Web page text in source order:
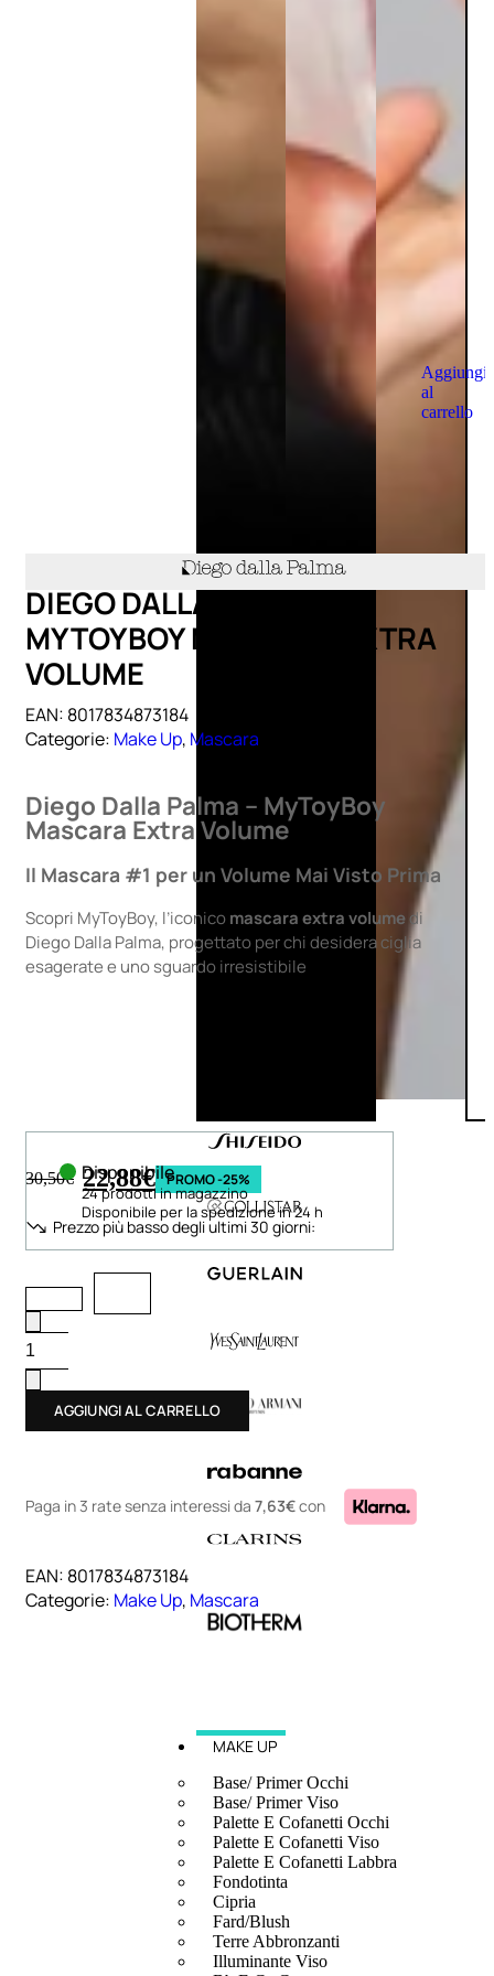
Aggiungi
al
carrello
MAKE UP
Base/ Primer Occhi
Base/ Primer Viso
Palette E Cofanetti Occhi
Palette E Cofanetti Viso
Palette E Cofanetti Labbra
Fondotinta
Cipria
Fard/Blush
Terre Abbronzanti
Illuminante Viso
DIEGO DALLA PALMA
MYTOYBOY MASCARA EXTRA
VOLUME
EAN: 8017834873184
Categorie: Make Up, Mascara
Diego Dalla Palma – MyToyBoy
Mascara Extra Volume
Il Mascara #1 per un Volume Mai Visto Prima
Scopri MyToyBoy, l’iconicomascara extra volumedi
Diego Dalla Palma, progettato per chi desidera ciglia
esagerate e uno sguardo irresistibile
30,50€ 22,88€ PROMO -25%
Prezzo più basso degli ultimi 30 giorni:
Disponibile
24 prodotti in magazzino
Disponibile per la spedizione in 24 h
AGGIUNGI AL CARRELLO
Paga in 3 rate senza interessi da 7,63€con
EAN: 8017834873184
Categorie: Make Up, Mascara